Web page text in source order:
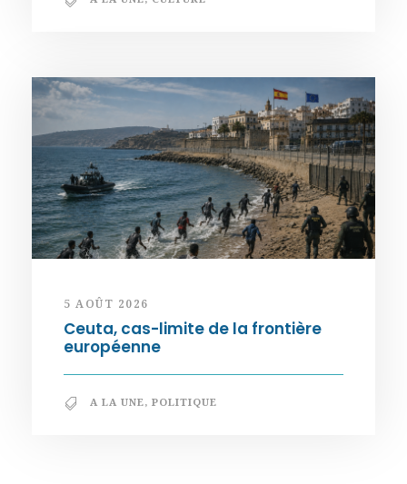
5 AOÛT 2026
Ceuta, cas-limite de la frontière
européenne
A LA UNE, POLITIQUE